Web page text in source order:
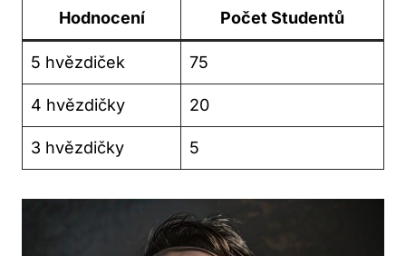
Hodnocení Počet Studentů
5 hvězdiček 75
4 hvězdičky 20
3 hvězdičky 5